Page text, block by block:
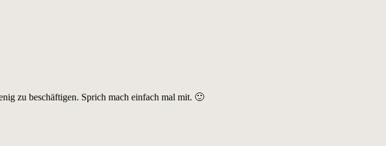
zu beschäftigen. Sprich mach einfach mal mit. 🙂